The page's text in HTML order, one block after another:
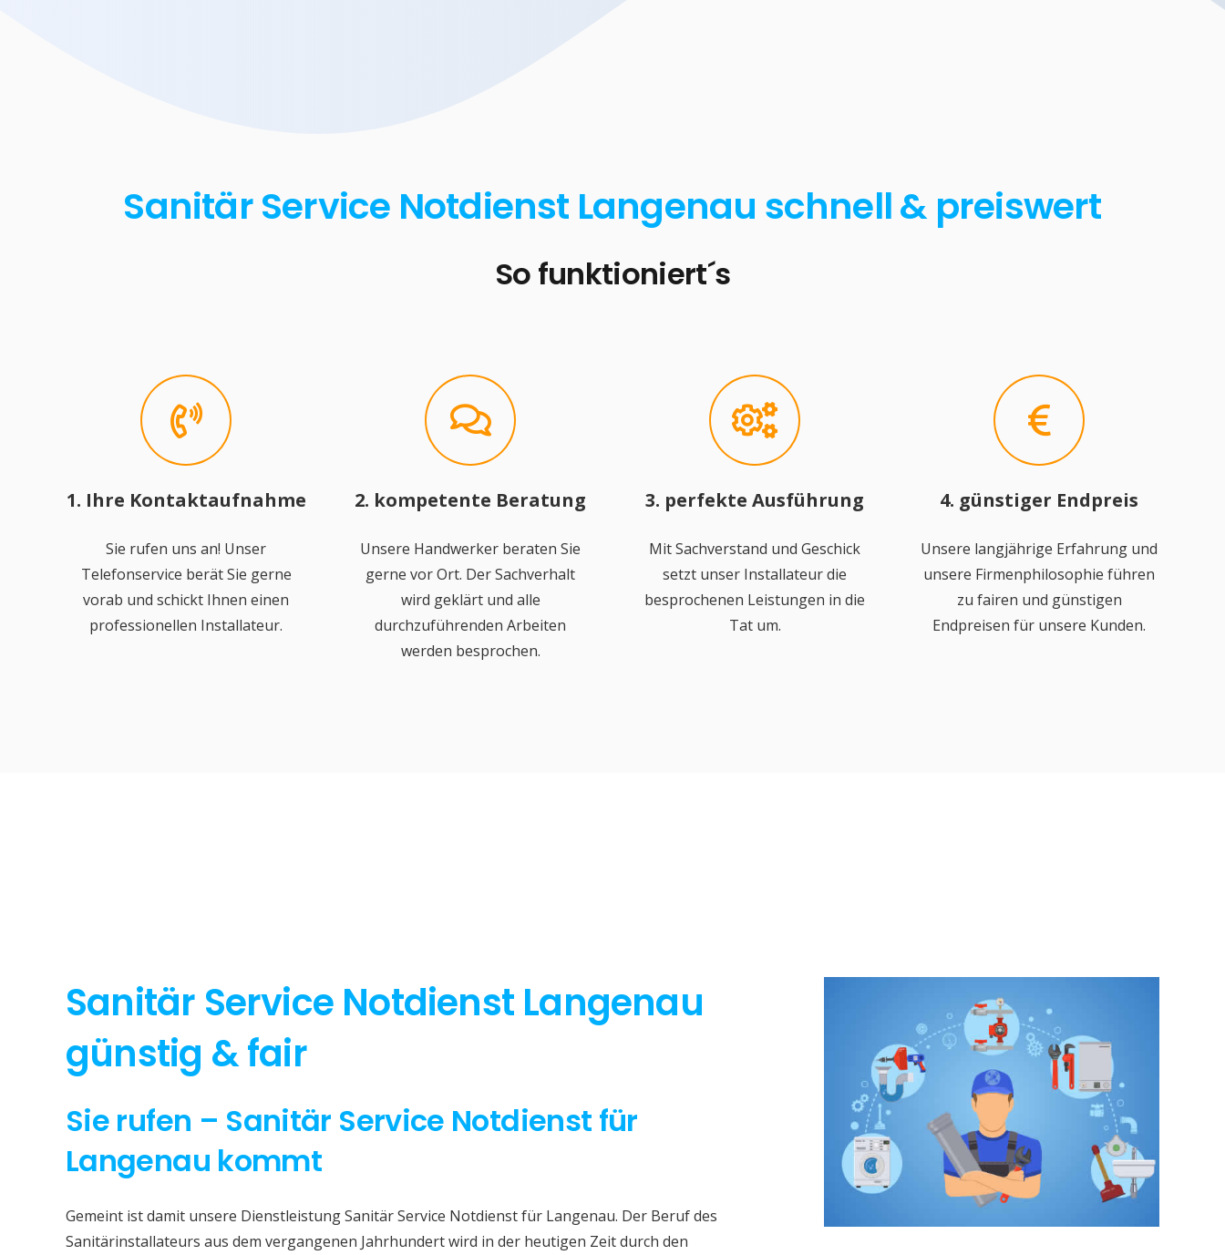
Sanitär Service Notdienst Langenau schnell & preiswert
So funktioniert´s
1. Ihre Kontaktaufnahme
Sie rufen uns an! Unser
Telefonservice berät Sie gerne
vorab und schickt Ihnen einen
professionellen Installateur.
2. kompetente Beratung
Unsere Handwerker beraten Sie
gerne vor Ort. Der Sachverhalt
wird geklärt und alle
durchzuführenden Arbeiten
werden besprochen.
3. perfekte Ausführung
Mit Sachverstand und Geschick
setzt unser Installateur die
besprochenen Leistungen in die
Tat um.
4. günstiger Endpreis
Unsere langjährige Erfahrung und
unsere Firmenphilosophie führen
zu fairen und günstigen
Endpreisen für unsere Kunden.
Sanitär Service Notdienst Langenau
günstig & fair
Sie rufen – Sanitär Service Notdienst für
Langenau kommt
Gemeint ist damit unsere Dienstleistung Sanitär Service Notdienst für Langenau. Der Beruf des
Sanitärinstallateurs aus dem vergangenen Jahrhundert wird in der heutigen Zeit durch den